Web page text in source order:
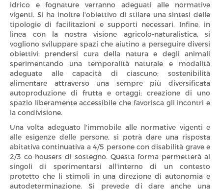
idrico e fognature verranno adeguati alle normative
vigenti. Si ha inoltre l'obiettivo di stilare una sintesi delle
tipologie di facilitazioni e supporti necessari. Infine, in
linea con la nostra visione agricolo-naturalistica, si
vogliono sviluppare spazi che aiutino a perseguire diversi
obiettivi: prendersi cura della natura e degli animali
sperimentando una temporalità naturale e modalità
adeguate alle capacità di ciascuno; sostenibilità
alimentare attraverso una sempre più diversificata
autoproduzione di frutta e ortaggi; creazione di uno
spazio liberamente accessibile che favorisca gli incontri e
la condivisione.
Una volta adeguato l'immobile alle normative vigenti e
alle esigenze delle persone, si potrà dare una risposta
abitativa continuativa a 4/5 persone con disabilità grave e
2/3 co-housers di sostegno. Questa forma permetterà ai
singoli di sperimentarsi all'interno di un contesto
protetto che li stimoli in una direzione di autonomia e
autodeterminazione. Si prevede di dare anche una